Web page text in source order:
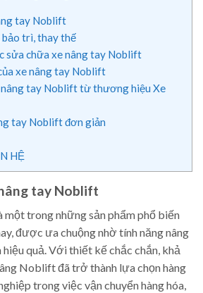
tay Noblift
trì, thay thế
sửa chữa xe nâng tay Noblift
xe nâng tay Noblift
nâng tay Noblift từ thương hiệu Xe
tay Noblift đơn giản
HỆ
tay Noblift
trong những sản phẩm phổ biến
được ưa chuộng nhờ tính năng nâng
hiệu quả. Với thiết kế chắc chắn, khả
Noblift đã trở thành lựa chọn hàng
trong việc vận chuyển hàng hóa,